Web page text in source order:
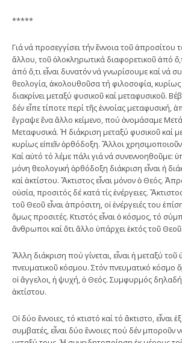
*****
Γιά νά προσεγγίσει τήν ἔννοια τοῦ ἀπροσίτου
ἄλλου, τοῦ ὁλοκληρωτικά διαφορετικοῦ ἀπό
ἀπό ὅ,τι εἶναι δυνατόν νά γνωρίσουμε καί νά
θεολογία, ἀκολουθοῦσα τή φιλοσοφία, κυρίως
διακρίνει μεταξύ φυσικοῦ καί μεταφυσικοῦ.
δέν εἶπε τίποτε περί τῆς ἐννοίας μεταφυσική,
ἔγραψε ἕνα ἄλλο κείμενο, πού ὀνομάσαμε
Μεταφυσικά. Ἡ διάκριση μεταξύ φυσικοῦ καί
κυρίως εἰπεῖν ὀρθόδοξη. Ἄλλοι
Καί αὐτό τό λέμε πάλι γιά νά συνεννοηθοῦμε:
μόνη θεολογική ὀρθόδοξη διάκριση εἶναι ἡ
καί ἀκτίστου. Ἄκτιστος εἶναι μόνον ὁ Θεός.
οὐσία, προσιτός δέ κατά τίς ἐνέργειες.
τοῦ Θεοῦ εἶναι ἀπρόσιτη, οἱ ἐνέργειές του
ὅμως προσιτές. Κτιστός εἶναι ὁ κόσμος, τό
ἄνθρωποι καί ὅτι ἄλλο ὑπάρχει ἐκτός τοῦ Θεοῦ.
Ἄλλη διάκριση πού γίνεται, εἶναι ἡ μεταξύ τοῦ
πνευματικοῦ κόσμου. Στόν πνευματικό κόσμο
οἱ ἄγγελοι, ἡ ψυχή, ὁ Θεός. Συμφυρμός δηλαδή
ἀκτίστου.
Οἱ δύο ἔννοιες, τό κτιστό καί τό ἄκτιστο, εἶναι
συμβατές, εἶναι δύο ἔννοιες πού δέν μποροῦν